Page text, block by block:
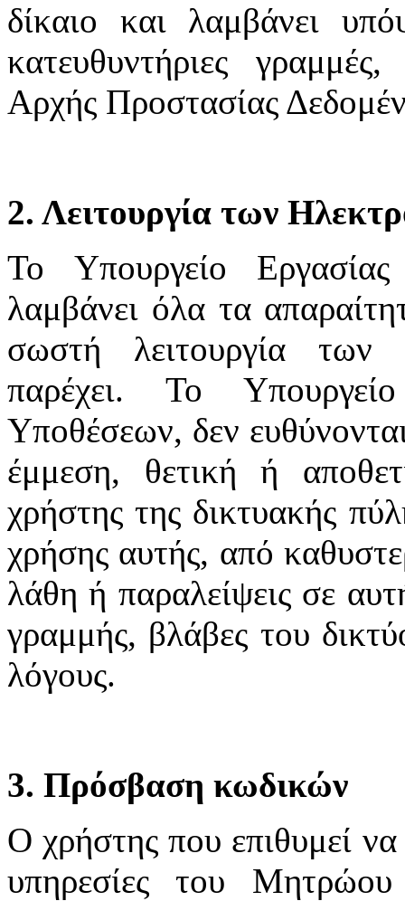
δίκαιο και λαμβάνει
κατευθυντήριες
Αρχής Προστασίας
2. Λειτουργία των
Το Υπουργείο
λαμβάνει όλα τα
σωστή λειτουργία των
παρέχει. Το
Υποθέσεων, δεν
έμμεση, θετική ή
χρήστης της δικτυακής
χρήσης αυτής, από
λάθη ή παραλείψεις σε
γραμμής, βλάβες του
λόγους.
3. Πρόσβαση κωδικών
Ο χρήστης που επιθυμεί να
υπηρεσίες του Μητρώου